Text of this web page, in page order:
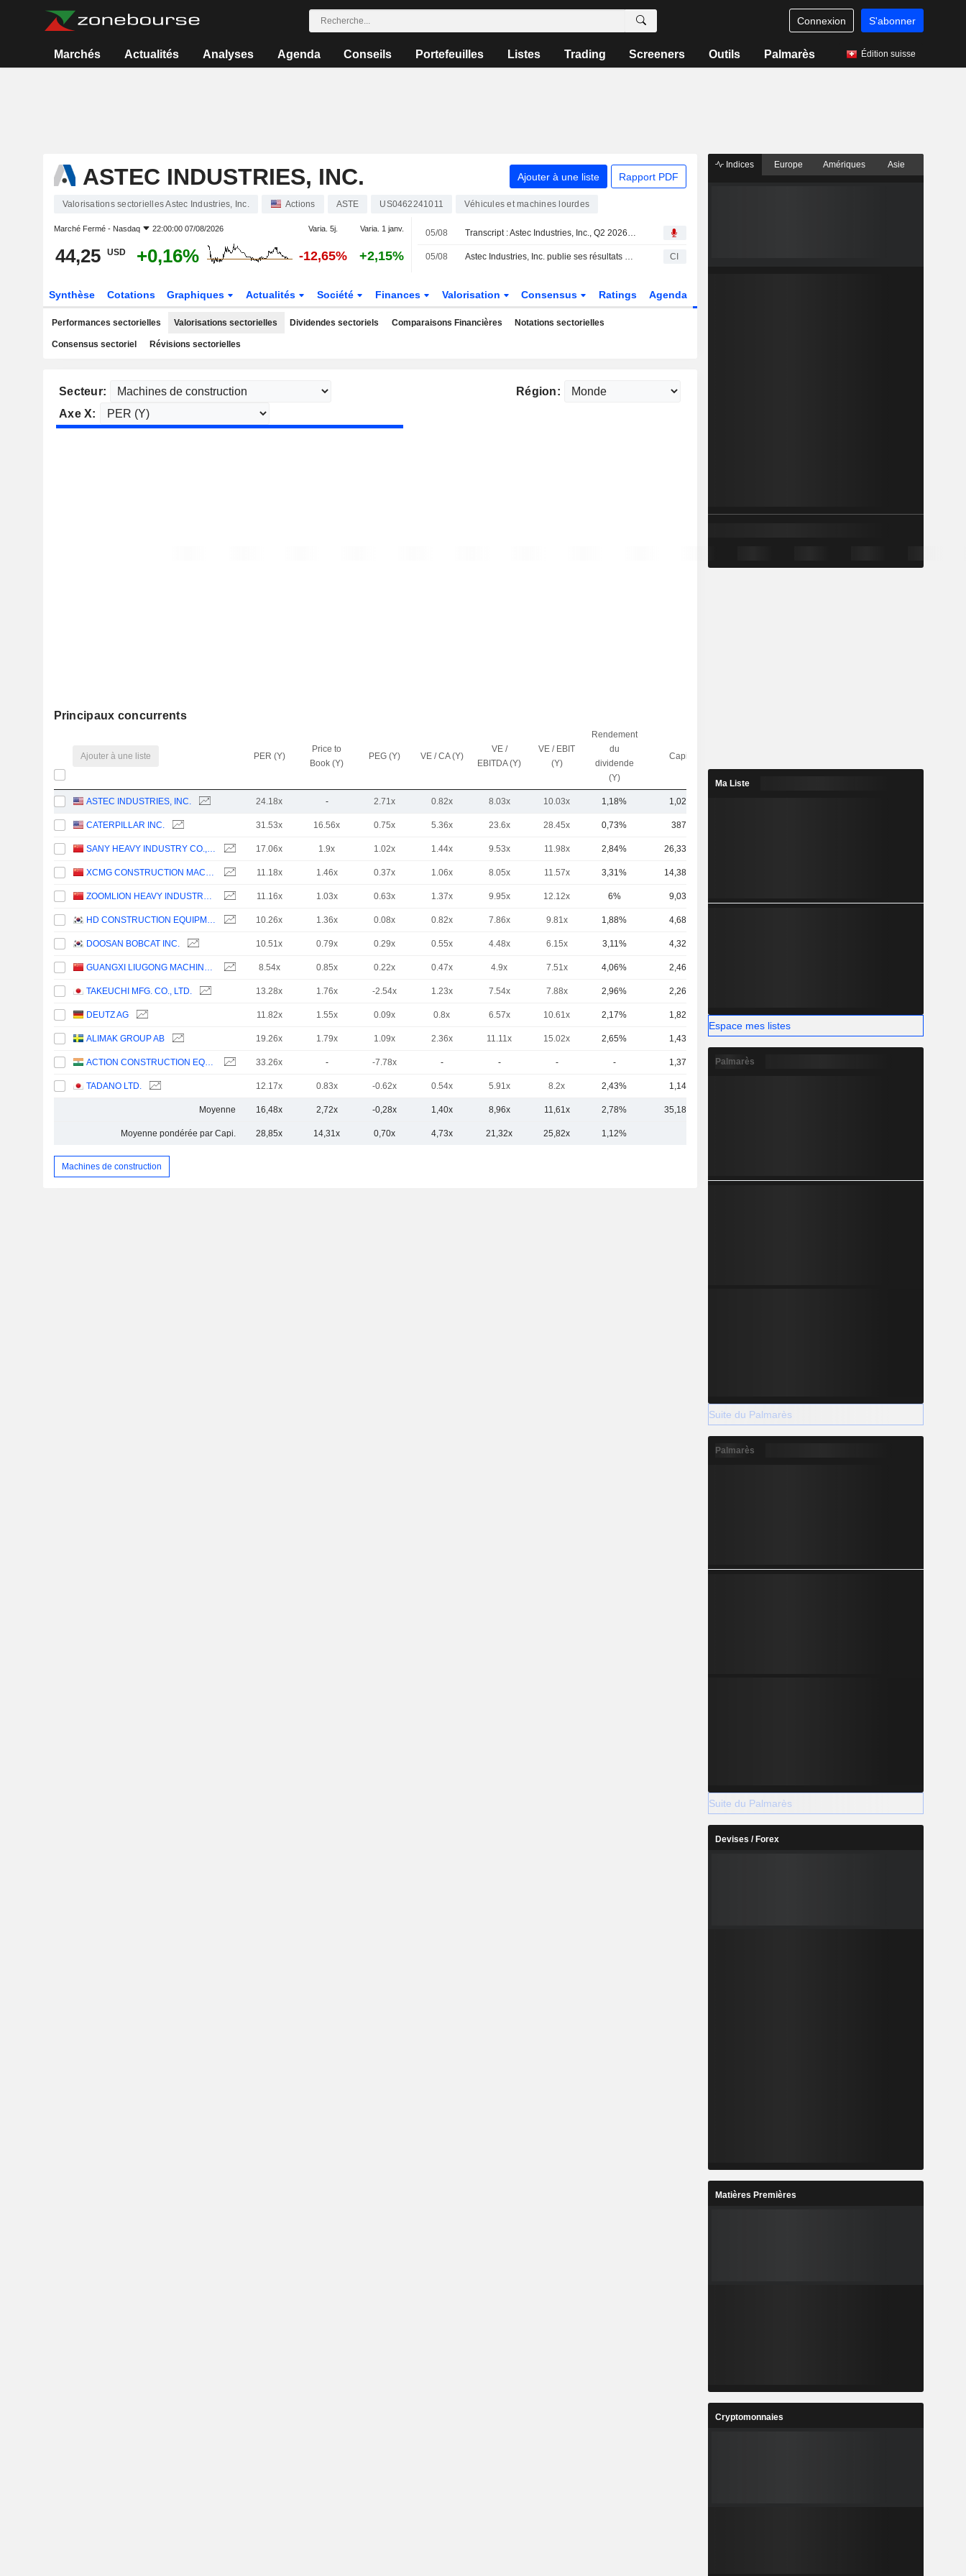
Connexion S'abonner
Marchés Actualités Analyses Agenda Conseils Portefeuilles Listes Trading Screeners Outils Palmarès Édition suisse
ASTEC INDUSTRIES, INC. Ajouter à une liste Rapport PDF
Valorisations sectorielles Astec Industries, Inc. Actions ASTE US0462241011 Véhicules et machines lourdes
Marché Fermé - Nasdaq 22:00:00 07/08/2026 Varia. 5j. Varia. 1 janv.
44,25 USD +0,16% -12,65% +2,15%
05/08 Transcript : Astec Industries, Inc., Q2 2026 Earnings Call, Aug 05, 2026
05/08 Astec Industries, Inc. publie ses résultats pour le deuxième trimestre et le premier semestre clos le 30 juin 2026 CI
Synthèse Cotations Graphiques Actualités Société Finances Valorisation Consensus Ratings Agenda
Performances sectorielles Valorisations sectorielles Dividendes sectoriels Comparaisons Financières Notations sectorielles
Consensus sectoriel Révisions sectorielles
Secteur:
Région:
Axe X:
Principaux concurrents
Ajouter à une liste PER (Y)
Price to
Book (Y)
PEG (Y) VE / CA (Y)
VE /
EBITDA (Y)
VE / EBIT
(Y)
Rendement
du
dividende
(Y)
Capi.($)
ASTEC INDUSTRIES, INC. 24.18x - 2.71x 0.82x 8.03x 10.03x 1,18% 1,02 Md
CATERPILLAR INC. 31.53x 16.56x 0.75x 5.36x 23.6x 28.45x 0,73% 387 Md
SANY HEAVY INDUSTRY CO.,LTD 17.06x 1.9x 1.02x 1.44x 9.53x 11.98x 2,84% 26,33 Md
XCMG CONSTRUCTION MACHINERY CO., LTD. 11.18x 1.46x 0.37x 1.06x 8.05x 11.57x 3,31% 14,38 Md
ZOOMLION HEAVY INDUSTRY SCIENCE AND TECHNOLOGY CO., LTD. 11.16x 1.03x 0.63x 1.37x 9.95x 12.12x 6% 9,03 Md
HD CONSTRUCTION EQUIPMENT CO., LTD. 10.26x 1.36x 0.08x 0.82x 7.86x 9.81x 1,88% 4,68 Md
DOOSAN BOBCAT INC. 10.51x 0.79x 0.29x 0.55x 4.48x 6.15x 3,11% 4,32 Md
GUANGXI LIUGONG MACHINERY CO., LTD. 8.54x 0.85x 0.22x 0.47x 4.9x 7.51x 4,06% 2,46 Md
TAKEUCHI MFG. CO., LTD. 13.28x 1.76x -2.54x 1.23x 7.54x 7.88x 2,96% 2,26 Md
DEUTZ AG 11.82x 1.55x 0.09x 0.8x 6.57x 10.61x 2,17% 1,82 Md
ALIMAK GROUP AB 19.26x 1.79x 1.09x 2.36x 11.11x 15.02x 2,65% 1,43 Md
ACTION CONSTRUCTION EQUIPMENT LIMITED 33.26x - -7.78x - - - - 1,37 Md
TADANO LTD. 12.17x 0.83x -0.62x 0.54x 5.91x 8.2x 2,43% 1,14 Md
Moyenne 16,48x 2,72x -0,28x 1,40x 8,96x 11,61x 2,78% 35,18 Md
Moyenne pondérée par Capi. 28,85x 14,31x 0,70x 4,73x 21,32x 25,82x 1,12%
Machines de construction
Indices Europe Amériques Asie
Ma Liste
Espace mes listes
Palmarès
Suite du Palmarès
Palmarès
Suite du Palmarès
Devises / Forex
Matières Premières
Cryptomonnaies